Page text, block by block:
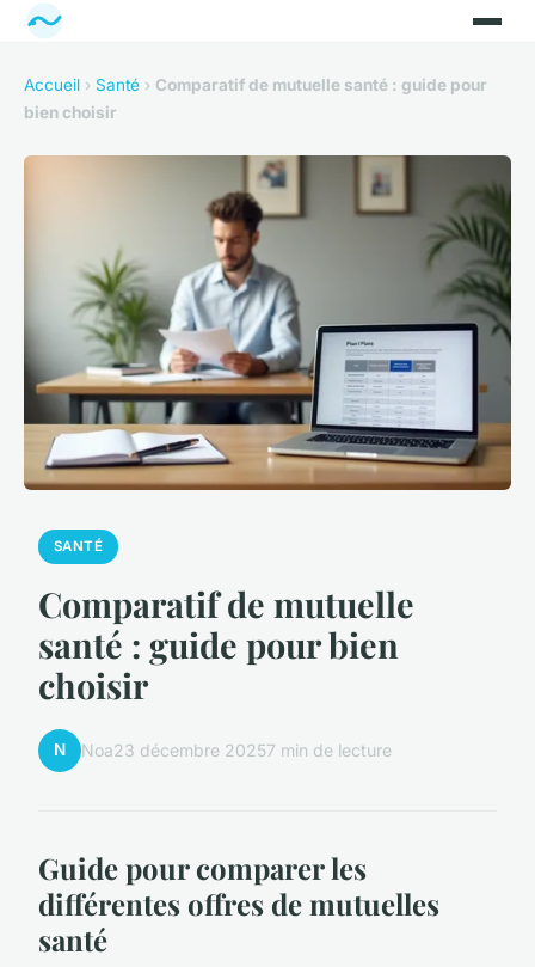
Accueil › Santé › Comparatif de mutuelle santé : guide pour
bien choisir
SANTÉ
Comparatif de mutuelle
santé : guide pour bien
choisir
N Noa23 décembre 20257 min de lecture
Guide pour comparer les
différentes offres de mutuelles
santé